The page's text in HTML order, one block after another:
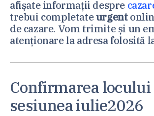
afișate informații despre
trebui completateurgent
de cazare. Vom trimite și un
atenționare la adresa folosită
Confirmarea locului
sesiunea iulie2026